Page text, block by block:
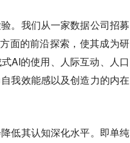
。我们从一家数据公司招募
面的前沿探索，使其成为研
AI的使用、人际互动、人口
我效能感以及创造力的内在
低其认知深化水平。即单纯